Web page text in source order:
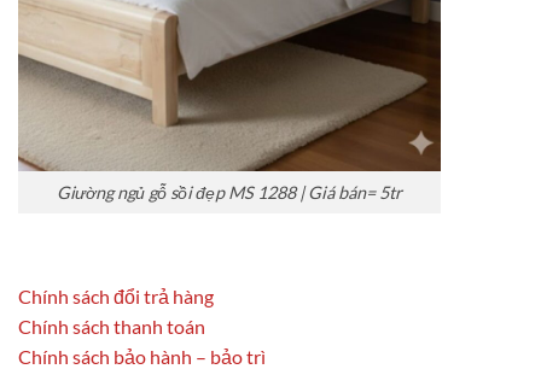
Giường ngủ gỗ sồi đẹp MS 1288 | Giá bán= 5tr
Chính sách đổi trả hàng
Chính sách thanh toán
Chính sách bảo hành – bảo trì